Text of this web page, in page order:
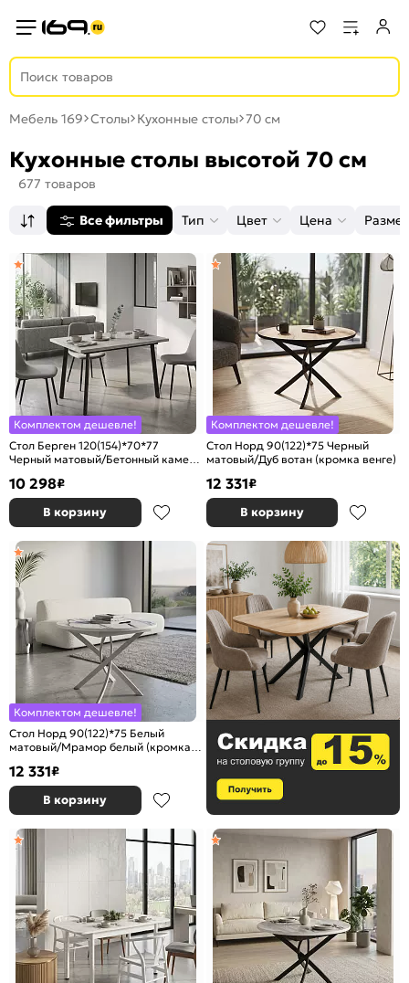
Мебель 169 Столы Кухонные столы 70 см
Кухонные столы высотой 70 см
677 товаров
Все фильтры Тип Цвет Цена
Комплектом дешевле!
Стол Берген 120(154)*70*77
Черный матовый/Бетонный камень
10 298₽
В корзину
Комплектом дешевле!
Стол Норд 90(122)*75 Черный
матовый/Дуб вотан (кромка венге)
12 331₽
В корзину
Комплектом дешевле!
Стол Норд 90(122)*75 Белый
матовый/Мрамор белый (кромка
12 331₽
В корзину